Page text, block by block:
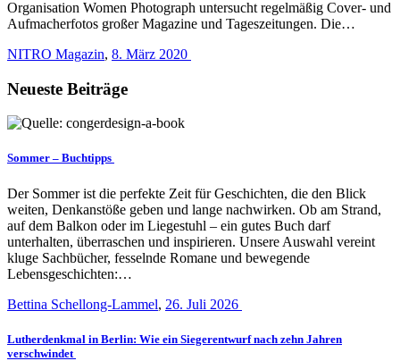
Organisation Women Photograph untersucht regelmäßig Cover- und
Aufmacherfotos großer Magazine und Tageszeitungen. Die…
NITRO Magazin, 8. März 2020
Neueste Beiträge
Sommer – Buchtipps
Der Sommer ist die perfekte Zeit für Geschichten, die den Blick
weiten, Denkanstöße geben und lange nachwirken. Ob am Strand,
auf dem Balkon oder im Liegestuhl – ein gutes Buch darf
unterhalten, überraschen und inspirieren. Unsere Auswahl vereint
kluge Sachbücher, fesselnde Romane und bewegende
Lebensgeschichten:…
Bettina Schellong-Lammel, 26. Juli 2026
Lutherdenkmal in Berlin: Wie ein Siegerentwurf nach zehn Jahren
verschwindet